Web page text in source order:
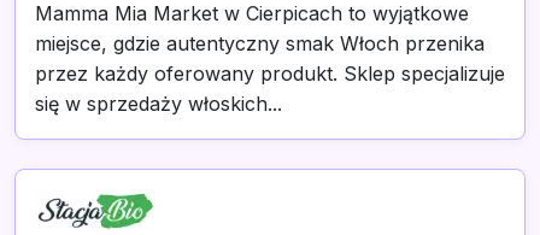
Mamma Mia Market w Cierpicach to wyjątkowe
miejsce, gdzie autentyczny smak Włoch przenika
przez każdy oferowany produkt. Sklep specjalizuje
się w sprzedaży włoskich...